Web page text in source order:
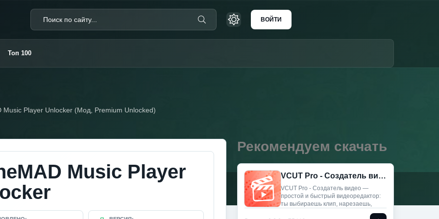
ВОЙТИ
Топ 100
Music Player Unlocker (Мод, Premium Unlocked)
Music Player
Рекомендуем скачать
VCUT Pro - Создатель видео (Мод, Unlocked)
VCUT Pro - Создатель видео —
простой и быстрый видеоредактор:
ты выбираешь клип, нарезаешь,